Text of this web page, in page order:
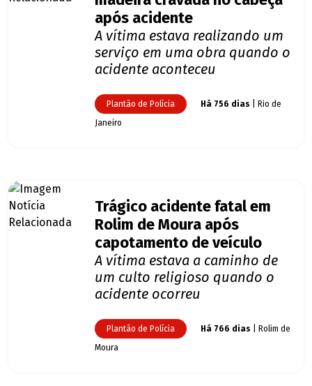
após acidente
A vítima estava realizando um
serviço em uma obra quando o
acidente aconteceu
Plantão de Polícia Há 756 dias | Rio de
Janeiro
Trágico acidente fatal em
Rolim de Moura após
capotamento de veículo
A vítima estava a caminho de
um culto religioso quando o
acidente ocorreu
Plantão de Polícia Há 766 dias | Rolim de
Moura